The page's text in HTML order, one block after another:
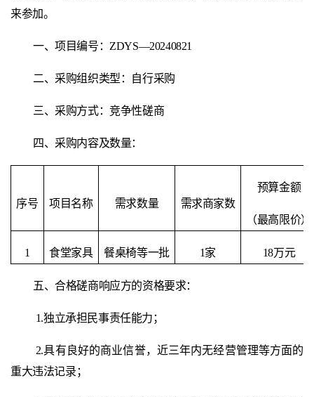
来参加。
一、项目编号： ZDYS—20240821
二、采购组织类型：自行采购
三、采购方式：竞争性磋商
四、采购内容及数量：
序号 项目名称 需求数量 需求商家数
预算金额
（最高限价）
1 食堂家具 餐桌椅等一批 1家 18万元
五、合格磋商响应方的资格要求：
1.独立承担民事责任能力；
2.具有良好的商业信誉，近三年内无经营管理等方面的
重大违法记录；